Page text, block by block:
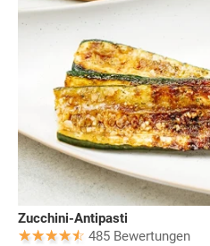
Zucchini-Antipasti
485 Bewertungen